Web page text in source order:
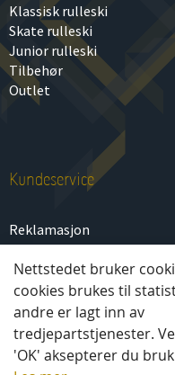
Klassisk rulleski
Skate rulleski
Junior rulleski
Tilbehør
Outlet
Kundeservice
Reklamasjon
Personvern
Kjøp- og salgsbetingelser
Nettstedet bruker
cookies brukes til
andre er lagt inn av
tredjepartstjenester.
'OK' aksepterer du